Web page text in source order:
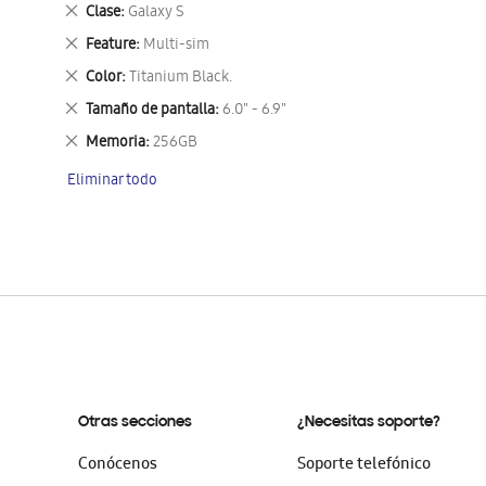
artículo
Clase Galaxy S
Eliminar
este
artículo
Feature Multi-sim
Eliminar
este
artículo
Color Titanium Black.
Eliminar
este
artículo
Tamaño de pantalla 6.0" - 6.9"
Eliminar
este
artículo
Memoria 256GB
Eliminar
artículo
Eliminar todo
Otras secciones
Conócenos
¿Necesitas soporte?
Soporte telefónico